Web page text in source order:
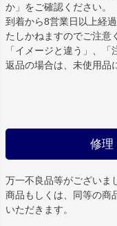
か」をご確認ください。
到着から8営業日以上経
たしかねますのでご注意
「イメージと違う」、
返品の場合は、未使用品
修理
万一不良品等がございま
商品もしくは、同等の商
いただきます。